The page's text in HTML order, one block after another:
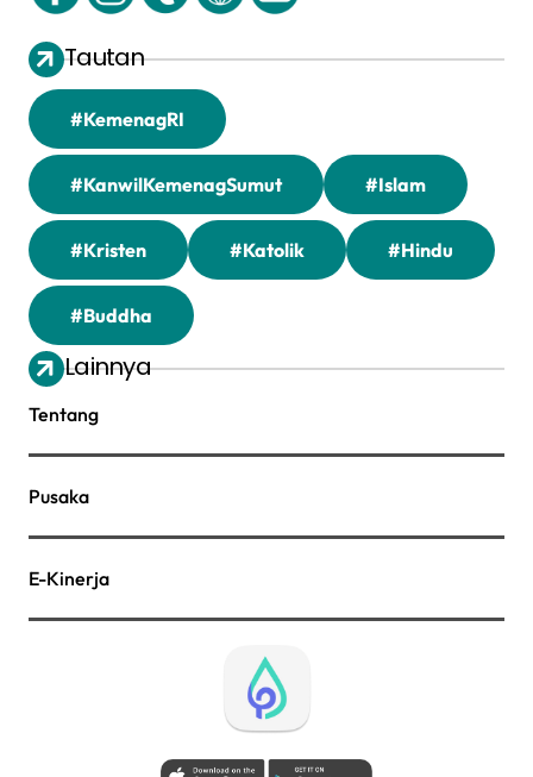
Tautan
#KemenagRI
#KanwilKemenagSumut #Islam
#Kristen #Katolik #Hindu
#Buddha
Lainnya
Tentang
Pusaka
E-Kinerja